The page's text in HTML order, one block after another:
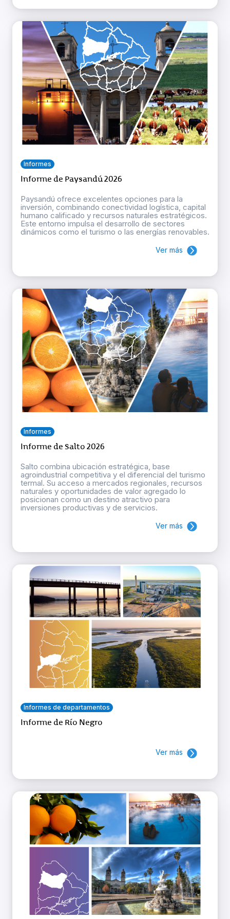
Informes
Informe de Paysandú 2026
Paysandú ofrece excelentes opciones para la
inversión, combinando conectividad logística, capital
humano calificado y recursos naturales estratégicos.
Este entorno impulsa el desarrollo de sectores
dinámicos como el turismo o las energías renovables.
Ver más
Informes
Informe de Salto 2026
Salto combina ubicación estratégica, base
agroindustrial competitiva y el diferencial del turismo
termal. Su acceso a mercados regionales, recursos
naturales y oportunidades de valor agregado lo
posicionan como un destino atractivo para
inversiones productivas y de servicios.
Ver más
Informes de departamentos
Informe de Río Negro
Ver más